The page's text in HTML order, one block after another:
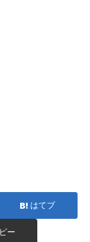
はてブ
ー